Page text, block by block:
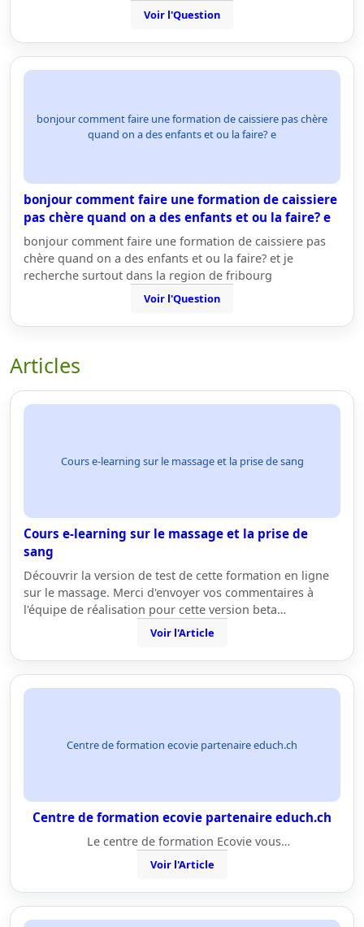
Voir l'Question
bonjour comment faire une formation de caissiere pas chère
quand on a des enfants et ou la faire? e
bonjour comment faire une formation de caissiere
pas chère quand on a des enfants et ou la faire? e
bonjour comment faire une formation de caissiere pas
chère quand on a des enfants et ou la faire? et je
recherche surtout dans la region de fribourg
Voir l'Question
Articles
Cours e-learning sur le massage et la prise de sang
Cours e-learning sur le massage et la prise de
sang
Découvrir la version de test de cette formation en ligne
sur le massage. Merci d'envoyer vos commentaires à
l'équipe de réalisation pour cette version beta…
Voir l'Article
Centre de formation ecovie partenaire educh.ch
Centre de formation ecovie partenaire educh.ch
Le centre de formation Ecovie vous…
Voir l'Article